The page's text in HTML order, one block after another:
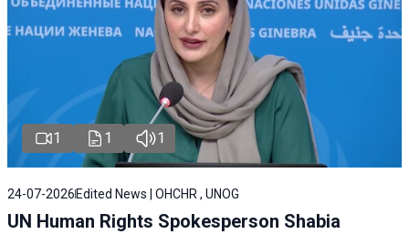
1 1 1
24-07-2026 Edited News | OHCHR , UNOG
UN Human Rights Spokesperson Shabia